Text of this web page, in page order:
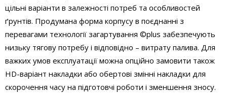
цільні варіанти в залежності потреб та особливостей
ґрунтів. Продумана форма корпусу в поєднанні з
перевагами технології загартування ©plus забезпечують
низьку тягову потребу і відповідно – витрату палива. Для
важких умов експлуатації можна опційно замовити також
HD-варіант накладки або обертові змінні накладки для
скорочення часу на підготовчі роботи і зменшення зносу.